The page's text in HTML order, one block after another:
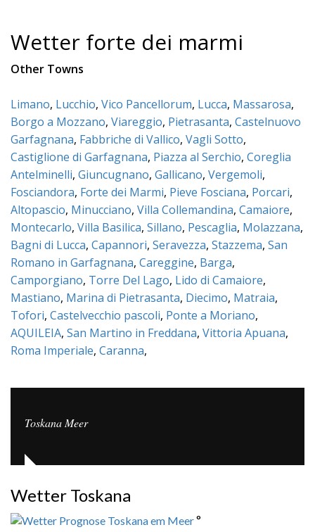
Wetter forte dei marmi
Other Towns
Limano, Lucchio, Vico Pancellorum, Lucca, Massarosa,
Borgo a Mozzano, Viareggio, Pietrasanta, Castelnuovo
Garfagnana, Fabbriche di Vallico, Vagli Sotto,
Castiglione di Garfagnana, Piazza al Serchio, Coreglia
Antelminelli, Giuncugnano, Gallicano, Vergemoli,
Fosciandora, Forte dei Marmi, Pieve Fosciana, Porcari,
Altopascio, Minucciano, Villa Collemandina, Camaiore,
Montecarlo, Villa Basilica, Sillano, Pescaglia, Molazzana,
Bagni di Lucca, Capannori, Seravezza, Stazzema, San
Romano in Garfagnana, Careggine, Barga,
Camporgiano, Torre Del Lago, Lido di Camaiore,
Mastiano, Marina di Pietrasanta, Diecimo, Matraia,
Tofori, Castelvecchio pascoli, Ponte a Moriano,
AQUILEIA, San Martino in Freddana, Vittoria Apuana,
Roma Imperiale, Caranna,
Toskana Meer
Wetter Toskana
°